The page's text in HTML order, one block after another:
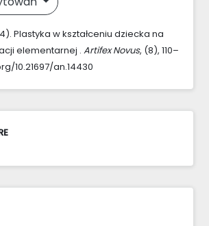
Plastyka w kształceniu dziecka na
elementarnej . Artifex Novus, (8), 110–
10.21697/an.14430